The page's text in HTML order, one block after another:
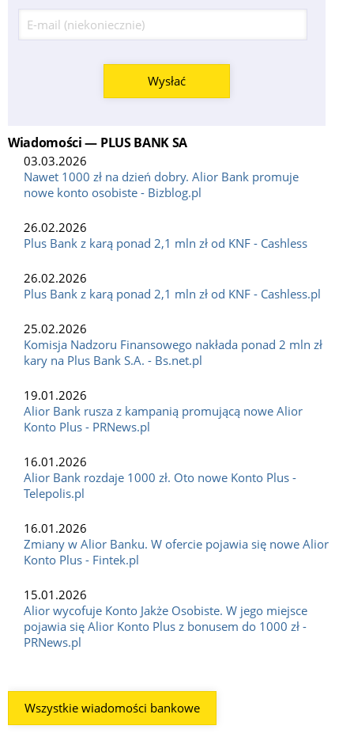
Wysłać
Wiadomości — PLUS BANK SA
03.03.2026
Nawet 1000 zł na dzień dobry. Alior Bank promuje
nowe konto osobiste - Bizblog.pl
26.02.2026
Plus Bank z karą ponad 2,1 mln zł od KNF - Cashless
26.02.2026
Plus Bank z karą ponad 2,1 mln zł od KNF - Cashless.pl
25.02.2026
Komisja Nadzoru Finansowego nakłada ponad 2 mln zł
kary na Plus Bank S.A. - Bs.net.pl
19.01.2026
Alior Bank rusza z kampanią promującą nowe Alior
Konto Plus - PRNews.pl
16.01.2026
Alior Bank rozdaje 1000 zł. Oto nowe Konto Plus -
Telepolis.pl
16.01.2026
Zmiany w Alior Banku. W ofercie pojawia się nowe Alior
Konto Plus - Fintek.pl
15.01.2026
Alior wycofuje Konto Jakże Osobiste. W jego miejsce
pojawia się Alior Konto Plus z bonusem do 1000 zł -
PRNews.pl
Wszystkie wiadomości bankowe